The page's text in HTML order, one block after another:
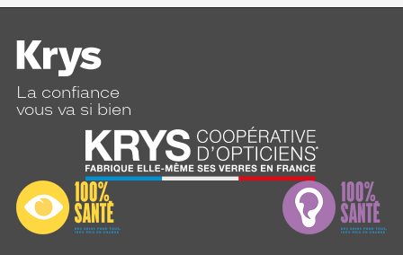
La confiance
vous va si bien